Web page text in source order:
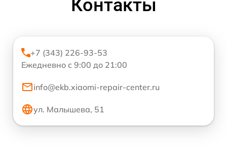
Контакты
+7 (343) 226-93-53
Ежедневно с 9:00 до 21:00
info@ekb.xiaomi-repair-center.ru
ул. Малышева, 51